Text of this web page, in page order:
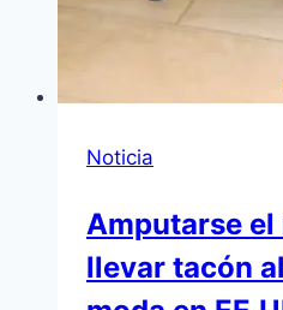
Noticia
Amputarse el
llevar tacón